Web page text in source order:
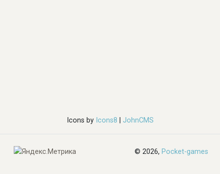
Icons byIcons8 JohnCMS
© 2026, Pocket-games